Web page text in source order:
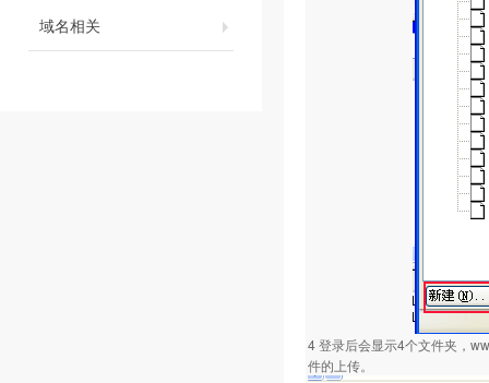
域名相关
4 登录后会显示4个文件夹，
件的上传。